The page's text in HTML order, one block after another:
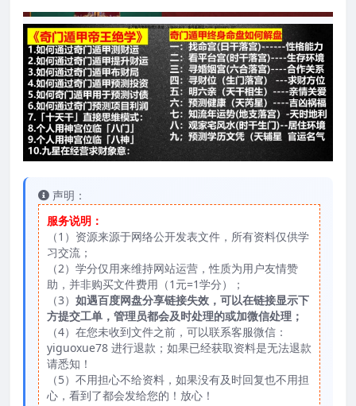
声明：
服务说明：
（1）资源来源于网络公开发表文件，所有资料仅供学
习交流；
（2）学分仅用来维持网站运营，性质为用户友情赞
助，并非购买文件费用（1元=1学分）；
（3） 如遇百度网盘分享链接失效，可以在链接显示下
方提交工单，管理员都会及时处理的或加微信处理；
（4）在您未收到文件之前，可以联系客服微信：
yiguoxue78 进行退款；如果已经获取资料是无法退款
请悉知！
（5）不用担心不给资料，如果没有及时回复也不用担
心，看到了都会发给您的！放心！